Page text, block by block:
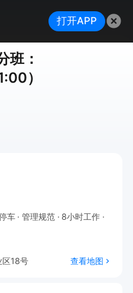
班：
）
车 管理规范
8小时工作
区18号
查看地图
打开APP